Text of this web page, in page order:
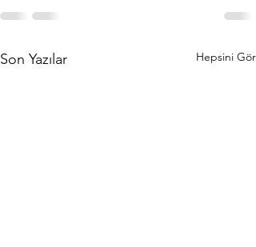
Son Yazılar Hepsini Gör